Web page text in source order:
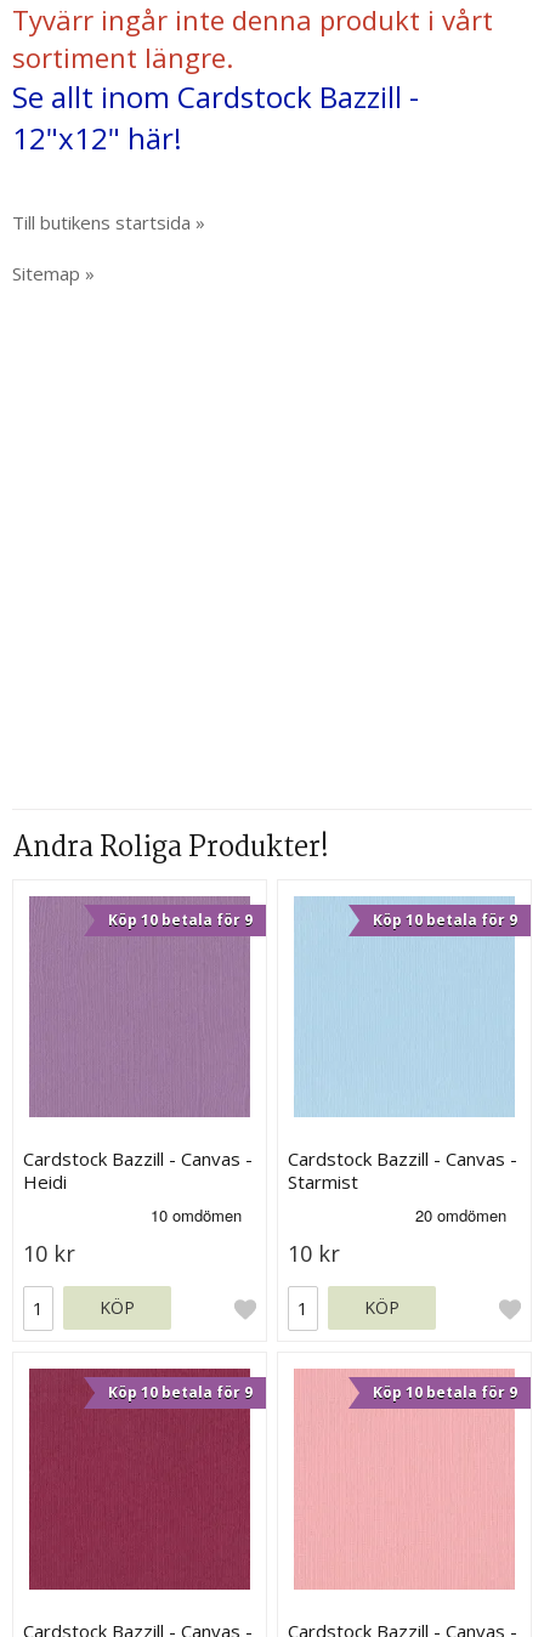
Tyvärr ingår inte denna produkt i vårt
sortiment längre.
Se allt inom Cardstock Bazzill -
12"x12" här!
Till butikens startsida »
Sitemap »
Andra Roliga Produkter!
Köp 10 betala för 9
Cardstock Bazzill - Canvas -
Heidi
10 kr
KÖP
Köp 10 betala för 9
Cardstock Bazzill - Canvas -
Starmist
10 kr
KÖP
Köp 10 betala för 9
Cardstock Bazzill - Canvas -
Köp 10 betala för 9
Cardstock Bazzill - Canvas -